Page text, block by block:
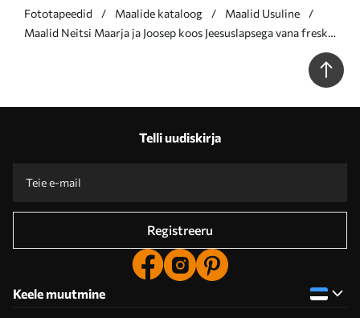
Fototapeedid Maalide kataloog
Maalid Usuline
Maalid Neitsi Maarja ja Joosep koos Jeesuslapsega vana fresko
Telli uudiskirja
Registreeru
Keele muutmine